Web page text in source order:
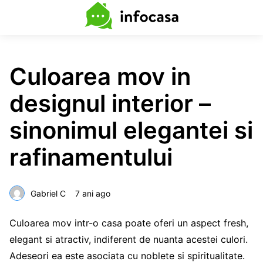
Culoarea mov in
designul interior –
sinonimul elegantei si
rafinamentului
Gabriel C 7 ani ago
Culoarea mov intr-o casa poate oferi un aspect fresh,
elegant si atractiv, indiferent de nuanta acestei culori.
Adeseori ea este asociata cu noblete si spiritualitate.